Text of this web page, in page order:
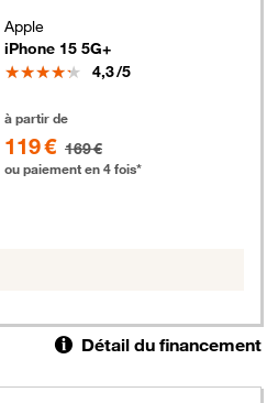
non sélectionnables
Apple
iPhone 15 5G+
Note
4,3/5
à partir de
119 € 169 €
ou paiement en 4 fois*
Détail du financement